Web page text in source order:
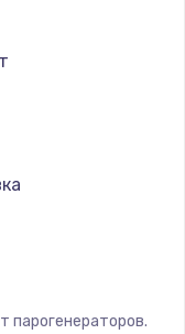
парогенераторов.